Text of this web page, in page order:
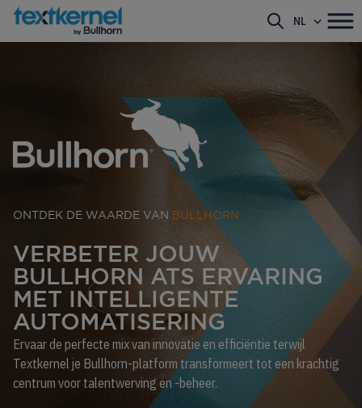
NL
ONTDEK DE WAARDE VAN BULLHORN
VERBETER JOUW
BULLHORN ATS ERVARING
MET INTELLIGENTE
AUTOMATISERING
Ervaar de perfecte mix van innovatie en efficiëntie terwijl
Textkernel je Bullhorn-platform transformeert tot een krachtig
centrum voor talentwerving en -beheer.